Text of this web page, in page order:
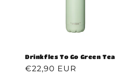
Drinkfles To Go Green Tea
Normale
€22,90 EUR